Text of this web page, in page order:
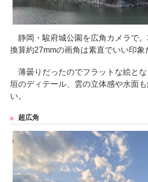
静岡・駿府城公園を広角カメラで
換算約27mmの画角は素直でいい印象
薄曇りだったのでフラットな絵と
垣のディテール、雲の立体感や水面
い。
超広角